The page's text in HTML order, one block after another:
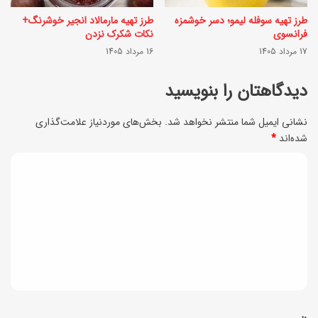
ز
س
ا
م
ت
ش
طرز تهیه سوفله لیمو؛ دسر خوشمزه
فرانسوی
17 مرداد 1405
طرز تهیه مارمالاد انجیر خوشرنگ+
نکات شکرک نزدن
16 مرداد 1405
دیدگاهتان را بنویسید
نشانی ایمیل شما منتشر نخواهد شد. بخش‌های موردنیاز علامت‌گذاری
شده‌اند *